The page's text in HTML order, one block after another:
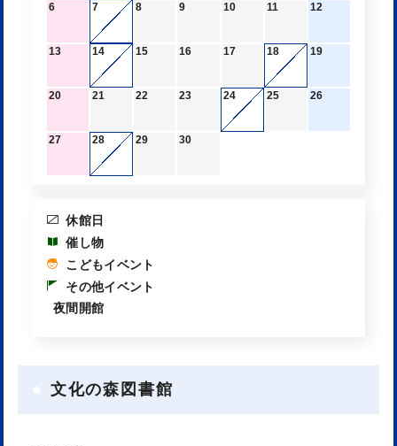
6 7 8 9 10 11 12
13 14 15 16 17 18 19
20 21 22 23 24 25 26
27 28 29 30
休館日
催し物
こどもイベント
その他イベント
夜間開館
文化の森図書館